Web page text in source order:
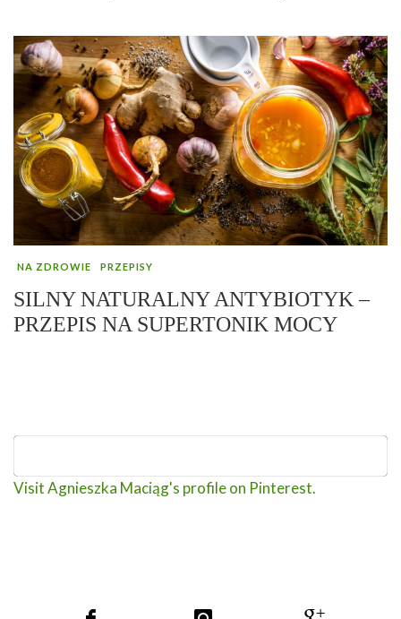
NA ZDROWIE PRZEPISY
SILNY NATURALNY ANTYBIOTYK –
PRZEPIS NA SUPERTONIK MOCY
Visit Agnieszka Maciąg's profile on Pinterest.